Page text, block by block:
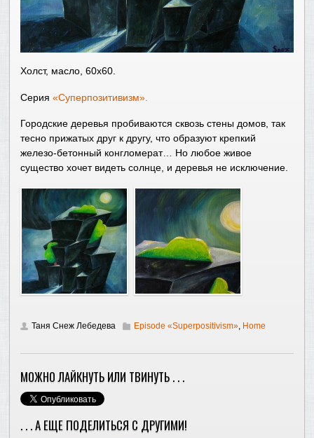
Холст, масло, 60х60.
Серия«Суперпозитивизм».
Городские деревья пробиваются сквозь стены домов, так
тесно прижатых друг к другу, что образуют крепкий
железо-бетонный конгломерат… Но любое живое
существо хочет видеть солнце, и деревья не исключение.
Таня Снеж Лебедева Episode «Superpositivism», Home
МОЖНО ЛАЙКНУТЬ ИЛИ ТВИНУТЬ . . .
. . . А ЕЩЕ ПОДЕЛИТЬСЯ С ДРУГИМИ!